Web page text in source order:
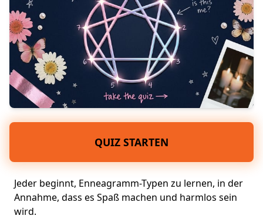
QUIZ STARTEN
Jeder beginnt, Enneagramm-Typen zu lernen, in der
Annahme, dass es Spaß machen und harmlos sein
wird.